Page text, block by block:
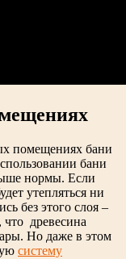
помещениях бани
бани
нормы. Если
утепляться ни
без этого слоя –
что древесина
Но даже в этом
систему